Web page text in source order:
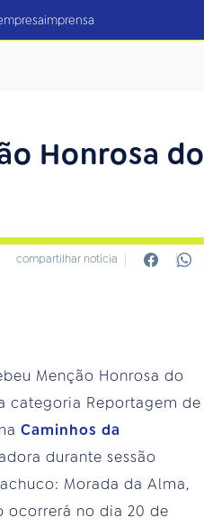
imprensa
Honrosa do
compartilhar notícia
Menção Honrosa do
categoria Reportagem de
Caminhos da
durante sessão
Morada da Alma,
ocorrerá no dia 20 de